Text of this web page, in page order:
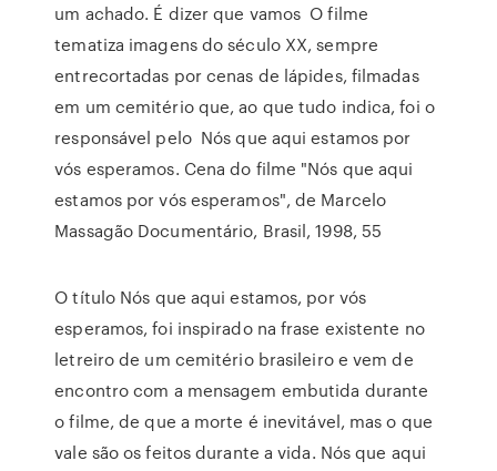
um achado. É dizer que vamos O filme
tematiza imagens do século XX, sempre
entrecortadas por cenas de lápides, filmadas
em um cemitério que, ao que tudo indica, foi o
responsável pelo Nós que aqui estamos por
vós esperamos. Cena do filme "Nós que aqui
estamos por vós esperamos", de Marcelo
Massagão Documentário, Brasil, 1998, 55
O título Nós que aqui estamos, por vós
esperamos, foi inspirado na frase existente no
letreiro de um cemitério brasileiro e vem de
encontro com a mensagem embutida durante
o filme, de que a morte é inevitável, mas o que
vale são os feitos durante a vida. Nós que aqui